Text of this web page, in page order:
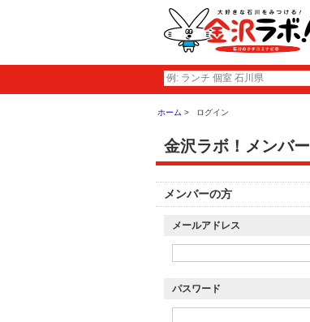
ホーム ログイン
金沢ラボ！メンバ
メンバーの方
メールアドレス
パスワード